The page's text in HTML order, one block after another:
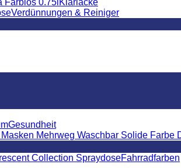
Klarlacke
Verdünnungen & Reiniger
Gesundheit
Fahrradfarben